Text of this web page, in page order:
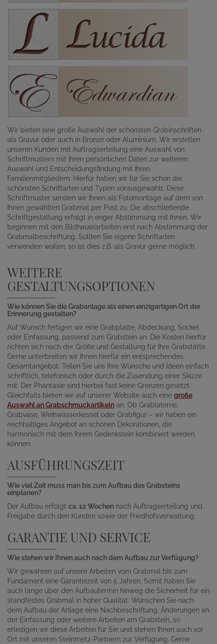
Wir bieten eine große Auswahl der schönsten Grabinschriften
als Gravur oder auch in Bronze oder Aluminium. Wir erstellen
unseren Kunden mit Auftragserteilung eine Auswahl von
Schriftmustern mit Ihren persönlichen Daten zur weiteren
Auswahl und Entscheidungsfindung mit Ihren
Familienmitgliedern. Hierfür haben wir für Sie schon die
schönsten Schriftarten und Typen vorausgewählt. Diese
Schriftmuster senden wir Ihnen als Fotomontage auf dem von
Ihnen gewählten Grabmal per Post zu. Die abschließende
Schriftgestaltung erfolgt in enger Abstimmung mit Ihnen. Wir
beginnen mit den Bildhauerarbeiten erst nach Abstimmung der
Grabmalbeschriftung. Sollten Sie eigene Schriftarten
verwenden wollen, so ist dies z.B. als Gravur gerne möglich.
WEITERE
GESTALTUNGSOPTIONEN
Wie können Sie die Grabanlage als einen einzigartigen Ort der
Erinnerung gestalten?
Auf Wunsch fertigen wir eine Grabplatte, Abdeckung, Sockel
oder Einfassung, passend zum Grabstein an. Die Kosten hierfür
richten sich nach der Größe und Gestaltung für Ihre Grabstätte.
Gerne unterbreiten wir Ihnen hierfür ein entsprechendes
Gesamtangebot. Teilen Sie uns Ihre Wünsche und Ideen einfach
schriftlich, telefonisch oder durch die Zusendung einer Skizze
mit. Der Phantasie sind hierbei fast keine Grenzen gesetzt.
Gleichfalls bieten wir auf unserer Website auch eine große
Auswahl an Grabschmuckartikeln an. Ob Grablaterne,
Grabvase, Weihwasserkessel oder Grabfigur – wir haben ein
reichhaltiges Angebot an schönen Dekorationen, die
harmonisch mit dem Ihrem Gedenkstein kombiniert werden
können.
AUSFÜHRUNGSZEIT
Wie viel Zeit muss man bis zum Aufbau des Grabsteins
einplanen?
Der Aufbau erfolgt ca. 12 Wochen nach Auftragserteilung und
Freigabe durch den Kunden sowie der Friedhofsverwaltung.
GARANTIE UND SERVICE
Wie stehen wir Ihnen auch nach dem Aufbau zur Verfügung?
Wir gewähren auf unsere Arbeiten vom Grabmal bis zum
Fundament eine Garantiezeit von 5 Jahren. Somit haben Sie
auch lange über den Aufbautermin hinweg die Sicherheit für ein
standfestes Grabmal in hoher Qualität. Wünschen Sie nach
dem Aufbau der Anlage eine Nachbeschriftung, Änderungen an
der Einfassung oder weitere Arbeiten am Grabstein, so
erledigen wir diese Arbeiten für Sie und stehen Ihnen auch vor
Ort mit unseren Steinmetz-Partnern zur Verfügung. Gerne